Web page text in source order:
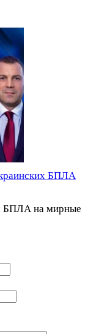
БПЛА
БПЛА на мирные